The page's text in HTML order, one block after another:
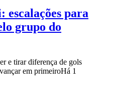
para
grupo do
e tirar diferença de gols
em primeiroHá 1